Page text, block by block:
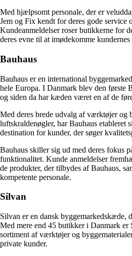
Med hjælpsomt personale, der er
Jem og Fix kendt for deres gode service
Kundeanmeldelser roser butikkerne for
deres evne til at imødekomme kundernes
Bauhaus
Bauhaus er en international
hele Europa. I Danmark blev den første
og siden da har kæden været en af de
Med deres brede udvalg af værktøjer og
luftskraldenøgler, har Bauhaus etableret
destination for kunder, der søger
Bauhaus skiller sig ud med deres fokus
funktionalitet. Kunde anmeldelser
de produkter, der tilbydes af Bauhaus,
kompetente personale.
Silvan
Silvan er en dansk byggemarkedskæde,
Med mere end 45 butikker i Danmark er
sortiment af værktøjer og
private kunder.